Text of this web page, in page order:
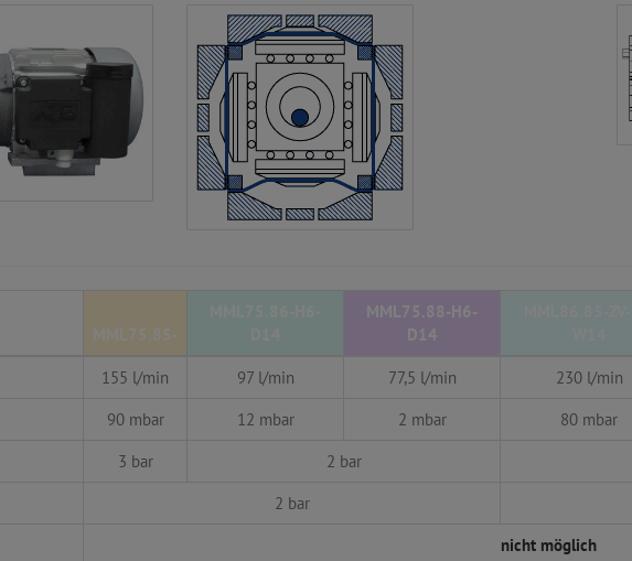
MML75.85-
MML75.88-H6-
D14
155 l/min 97 l/min 77,5 l/min
230 l/min
90 mbar 12 mbar 2 mbar
80 mbar
3 bar
2 bar
2 bar
nicht möglich